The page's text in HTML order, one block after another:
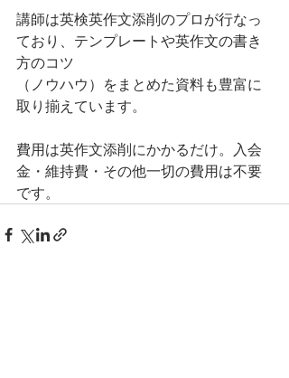
講師は英検英作文添削のプロが行なっ
ており、テンプレートや英作文の書き
方のコツ
（ノウハウ）をまとめた資料も豊富に
取り揃えています。
費用は英作文添削にかかるだけ。入会
金・維持費・その他一切の費用は不要
です。